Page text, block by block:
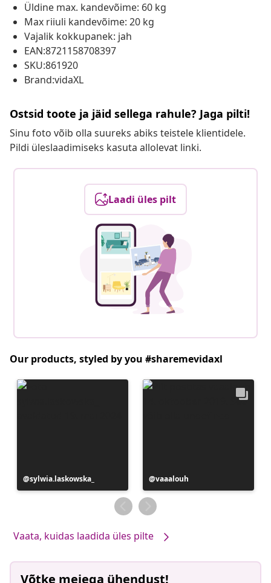
Üldine max. kandevõime: 60 kg
Max riiuli kandevõime: 20 kg
Vajalik kokkupanek: jah
EAN:8721158708397
SKU:861920
Brand:vidaXL
Ostsid toote ja jäid sellega rahule? Jaga pilti!
Sinu foto võib olla suureks abiks teistele klientidele.
Pildi üleslaadimiseks kasuta allolevat linki.
Laadi üles pilt
Our products, styled by you #sharemevidaxl
Postitus
avaldatud
sylwia.laskowska_
Postitus
avaldatud
vaaalouh
Vaata, kuidas laadida üles pilte
Võtke meiega ühendust!